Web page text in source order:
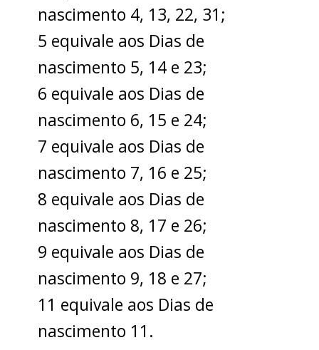
nascimento 4, 13, 22, 31;
5 equivale aos Dias de
nascimento 5, 14 e 23;
6 equivale aos Dias de
nascimento 6, 15 e 24;
7 equivale aos Dias de
nascimento 7, 16 e 25;
8 equivale aos Dias de
nascimento 8, 17 e 26;
9 equivale aos Dias de
nascimento 9, 18 e 27;
11 equivale aos Dias de
nascimento 11.